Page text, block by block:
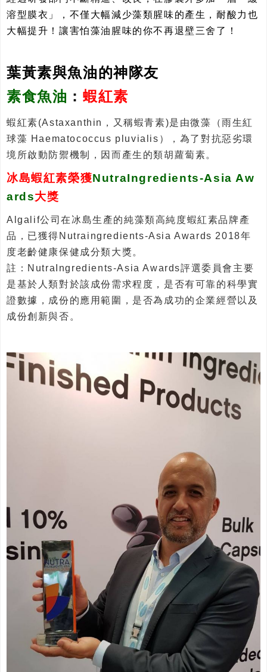
溶型膜衣」，不僅大幅減少藻類腥味的產生，耐酸力也
大幅提升！讓害怕藻油腥味的你不再退壁三舍了！
葉黃素與魚油的神隊友
素食魚油 ：蝦紅素
蝦紅素(Astaxanthin，又稱蝦青素)是由微藻（雨生紅
球藻 Haematococcus pluvialis），為了對抗惡劣環
境所啟動防禦機制，因而產生的類胡蘿蔔素。
冰島蝦紅素榮獲NutraIngredients-Asia Aw
ards大獎
Algalif公司在冰島生產的純藻類高純度蝦紅素品牌產
品，已獲得Nutraingredients-Asia Awards 2018年
度老齡健康保健成分類大獎。
註：NutraIngredients-Asia Awards評選委員會主要
是基於人類對於該成份需求程度，是否有可靠的科學實
證數據，成份的應用範圍，是否為成功的企業經營以及
成份創新與否。